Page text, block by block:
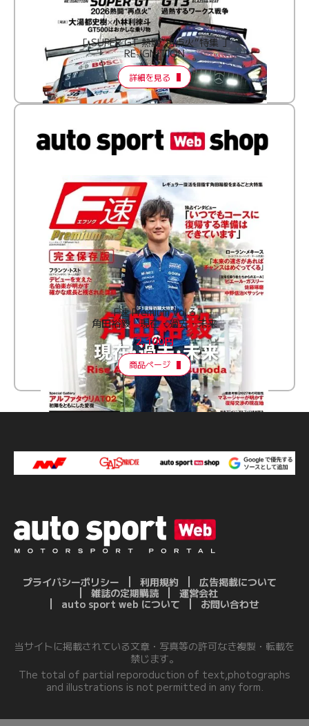
［ SUPER GT 熱闘“再点火”特集 ］
RE:IGNITION
詳細を見る
F速 Premium Vol.3
角田裕毅 現在・過去・未来
2,100円
商品ページ
プライバシーポリシー 利用規約
広告掲載について
雑誌の定期購読
運営会社
auto sport web について
お問い合わせ
当サイトに掲載されている文章・写真等の許可なき複製・転載を
禁じます。
The total of partial reporoduction of text,photographs
and illustrations is not permitted in any form.